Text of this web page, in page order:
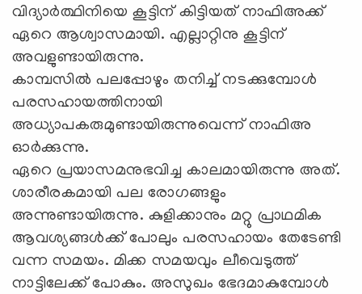
വിദ്യാര്‍ത്ഥിനിയെ കൂട്ടിന് കിട്ടിയത് നാഫിഅക്ക്
ഏറെ ആശ്വാസമായി. എല്ലാറ്റിനു കൂട്ടിന്
അവളുണ്ടായിരുന്നു.
കാമ്പസില്‍ പലപ്പോഴും തനിച്ച് നടക്കുമ്പോള്‍
പരസഹായത്തിനായി
അധ്യാപകരുമുണ്ടായിരുന്നുവെന്ന് നാഫിഅ
ഓര്‍ക്കുന്നു.
ഏറെ പ്രയാസമനുഭവിച്ച കാലമായിരുന്നു അത്.
ശാരീരകമായി പല രോഗങ്ങളും
അന്നുണ്ടായിരുന്നു. കുളിക്കാനും മറ്റു പ്രാഥമിക
ആവശ്യങ്ങള്‍ക്ക് പോലും പരസഹായം തേടേണ്ടി
വന്ന സമയം. മിക്ക സമയവും ലീവെടുത്ത്
നാട്ടിലേക്ക് പോകും. അസുഖം ഭേദമാകുമ്പോള്‍